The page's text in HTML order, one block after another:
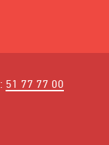
: 51 77 77 00